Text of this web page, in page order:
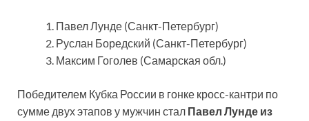
Павел Лунде (Санкт-Петербург)
Руслан Боредский (Санкт-Петербург)
Максим Гоголев (Самарская обл.)
Победителем Кубка России в гонке кросс-кантри по
сумме двух этапов у мужчин стал Павел Лунде из